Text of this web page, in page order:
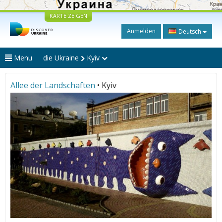
KARTE ZEIGEN
Anmelden Deutsch
Menu die Ukraine Kyiv
Allee der Landschaften • Kyiv